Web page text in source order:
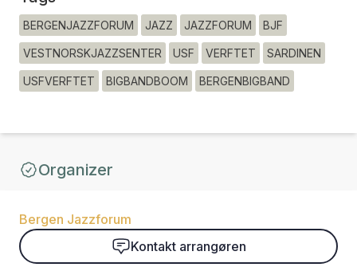
BERGENJAZZFORUM JAZZ JAZZFORUM BJF
VESTNORSKJAZZSENTER USF VERFTET SARDINEN
USFVERFTET BIGBANDBOOM BERGENBIGBAND
Organizer
Bergen Jazzforum
Kontakt arrangøren